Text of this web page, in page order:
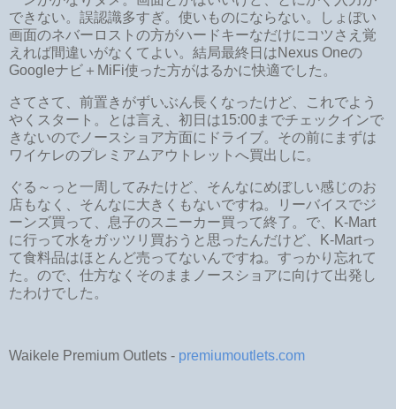
できない。誤認識多すぎ。使いものにならない。しょぼい
画面のネバーロストの方がハードキーなだけにコツさえ覚
えれば間違いがなくてよい。結局最終日はNexus Oneの
Googleナビ＋MiFi使った方がはるかに快適でした。
さてさて、前置きがずいぶん長くなったけど、これでよう
やくスタート。とは言え、初日は15:00までチェックインで
きないのでノースショア方面にドライブ。その前にまずは
ワイケレのプレミアムアウトレットへ買出しに。
ぐる～っと一周してみたけど、そんなにめぼしい感じのお
店もなく、そんなに大きくもないですね。リーバイスでジ
ーンズ買って、息子のスニーカー買って終了。で、K-Mart
に行って水をガッツリ買おうと思ったんだけど、K-Martっ
て食料品はほとんど売ってないんですね。すっかり忘れて
た。ので、仕方なくそのままノースショアに向けて出発し
たわけでした。
Waikele Premium Outlets - premiumoutlets.com